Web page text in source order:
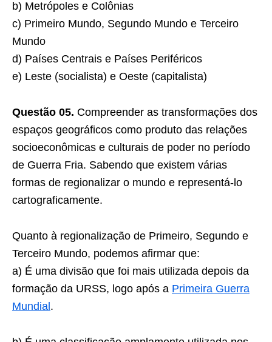
b) Metrópoles e Colônias
c) Primeiro Mundo, Segundo Mundo e Terceiro
Mundo
d) Países Centrais e Países Periféricos
e) Leste (socialista) e Oeste (capitalista)
Questão 05. Compreender as transformações dos
espaços geográficos como produto das relações
socioeconômicas e culturais de poder no período
de Guerra Fria. Sabendo que existem várias
formas de regionalizar o mundo e representá-lo
cartograficamente.
Quanto à regionalização de Primeiro, Segundo e
Terceiro Mundo, podemos afirmar que:
a) É uma divisão que foi mais utilizada depois da
formação da URSS, logo após a Primeira Guerra
Mundial .